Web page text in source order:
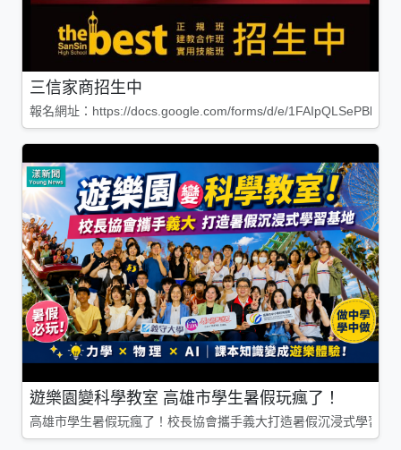
三信家商招生中
報名網址：https://docs.google.com/forms/d/e/
遊樂園變科學教室 高雄市學生暑假玩瘋了！
高雄市學生暑假玩瘋了！校長協會攜手義大打造暑假沉浸式學習基